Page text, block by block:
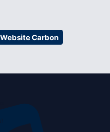
Website Carbon